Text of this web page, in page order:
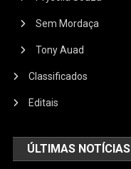
Sem Mordaça
Tony Auad
Classificados
Editais
ÚLTIMAS NOTÍCIAS